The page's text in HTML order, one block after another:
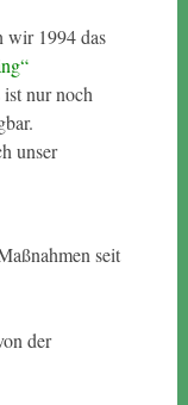
wir 1994 das
ist nur noch
unser
seit
der